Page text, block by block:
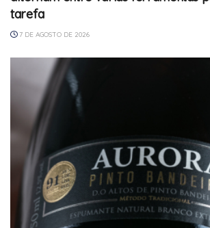
tarefa
7 DE AGOSTO DE 2026